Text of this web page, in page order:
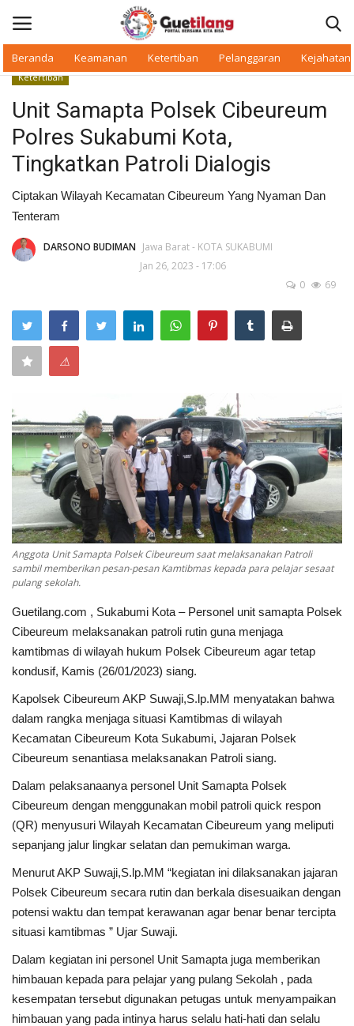
Beranda Keamanan Ketertiban Pelanggaran Kejahatan
Beranda
Daerah
Makan Bergizi
Warkop Digital
Ketertiban
Kejahatan
Cybers Event
UMKM & Ekonomi Kreatif
Pekerja Migran Indonesia
Ekonomi
Pendidikan
Informasi Journalism
Olahraga
Kesehatan
Layanan Publik
Perempuan/Anak
Ketertiban
Unit Samapta Polsek Cibeureum
Polres Sukabumi Kota,
Tingkatkan Patroli Dialogis
Ciptakan Wilayah Kecamatan Cibeureum Yang Nyaman Dan
Tenteram
DARSONO BUDIMAN Jawa Barat - KOTA SUKABUMI
Jan 26, 2023 - 17:06
0
69
⚠
Anggota Unit Samapta Polsek Cibeureum saat melaksanakan Patroli
sambil memberikan pesan-pesan Kamtibmas kepada para pelajar sesaat
pulang sekolah.
Guetilang.com , Sukabumi Kota – Personel unit samapta Polsek
Cibeureum melaksanakan patroli rutin guna menjaga
kamtibmas di wilayah hukum Polsek Cibeureum agar tetap
kondusif, Kamis (26/01/2023) siang.
Kapolsek Cibeureum AKP Suwaji,S.lp.MM menyatakan bahwa
dalam rangka menjaga situasi Kamtibmas di wilayah
Kecamatan Cibeureum Kota Sukabumi, Jajaran Polsek
Cibeureum senantiasa melaksanakan Patroli siang.
Dalam pelaksanaanya personel Unit Samapta Polsek
Cibeureum dengan menggunakan mobil patroli quick respon
(QR) menyusuri Wilayah Kecamatan Cibeureum yang meliputi
sepanjang jalur lingkar selatan dan pemukiman warga.
Menurut AKP Suwaji,S.lp.MM “kegiatan ini dilaksanakan jajaran
Polsek Cibeureum secara rutin dan berkala disesuaikan dengan
potensi waktu dan tempat kerawanan agar benar benar tercipta
situasi kamtibmas ” Ujar Suwaji.
Dalam kegiatan ini personel Unit Samapta juga memberikan
himbauan kepada para pelajar yang pulang Sekolah , pada
kesempatan tersebut digunakan petugas untuk menyampaikan
himbauan yang pada intinya harus selalu hati-hati dan selalu